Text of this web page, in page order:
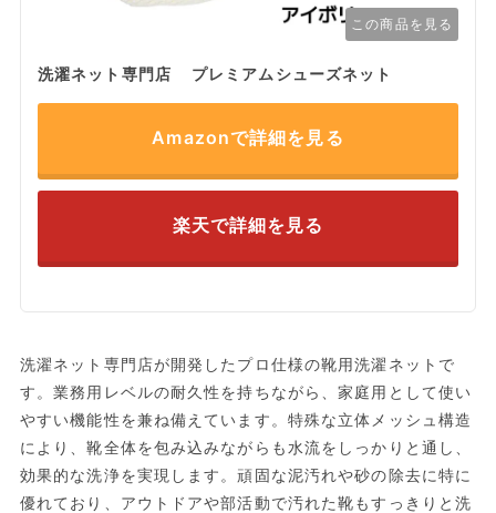
この商品を見る
洗濯ネット専門店 プレミアムシューズネット
Amazonで詳細を見る
楽天で詳細を見る
洗濯ネット専門店が開発したプロ仕様の靴用洗濯ネットで
す。業務用レベルの耐久性を持ちながら、家庭用として使い
やすい機能性を兼ね備えています。特殊な立体メッシュ構造
により、靴全体を包み込みながらも水流をしっかりと通し、
効果的な洗浄を実現します。頑固な泥汚れや砂の除去に特に
優れており、アウトドアや部活動で汚れた靴もすっきりと洗